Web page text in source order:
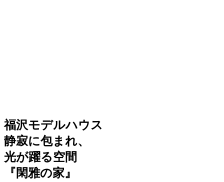
福沢モデルハウス
静寂に包まれ、
光が躍る空間
『閑雅の家』